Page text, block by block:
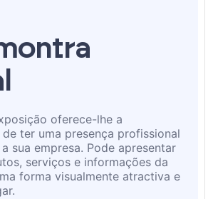
oferece-lhe a
ter uma presença profissional
sua empresa. Pode apresentar
serviços e informações da
forma visualmente atractiva e